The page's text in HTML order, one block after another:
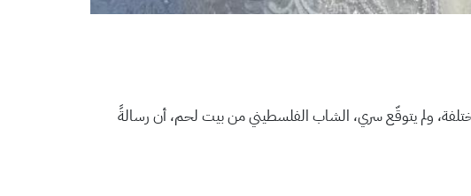
ولم يتوقّع سري، الشاب الفلسطيني من بيت لحم، أن رسالةً